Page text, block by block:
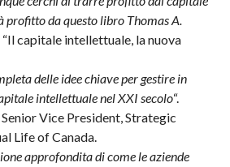
da questo libro Thomas A.
“Il capitale intellettuale, la nuova
delle idee chiave per gestire in
intellettuale nel XXI secolo“.
Vice President, Strategic
Life of Canada.
approfondita di come le aziende